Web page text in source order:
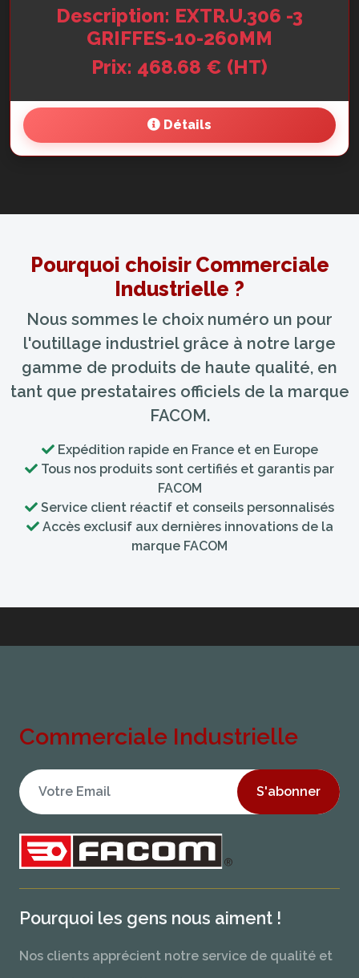
Description: EXTR.U.306 -3
GRIFFES-10-260MM
Prix: 468.68 € (HT)
Détails
Pourquoi choisir Commerciale
Industrielle ?
Nous sommes le choix numéro un pour
l'outillage industriel grâce à notre large
gamme de produits de haute qualité, en
tant que prestataires officiels de la marque
FACOM.
Expédition rapide en France et en Europe
Tous nos produits sont certifiés et garantis par
FACOM
Service client réactif et conseils personnalisés
Accès exclusif aux dernières innovations de la
marque FACOM
Commerciale Industrielle
S'abonner
Pourquoi les gens nous aiment !
Nos clients apprécient notre service de qualité et